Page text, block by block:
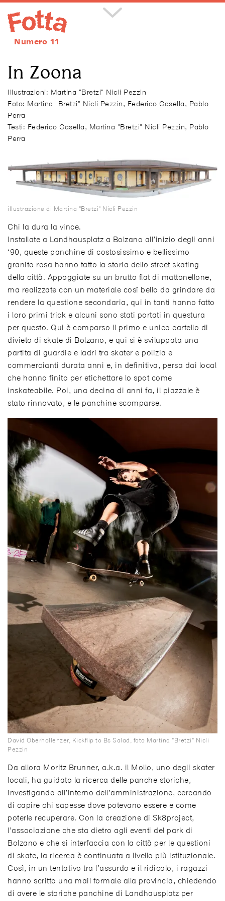
Numero 12
Volume 4
Numero 11
In Zoona
Illustrazioni: Martina "Bretzi" Nicli Pezzin
Foto: Martina "Bretzi" Nicli Pezzin, Federico Casella, Pablo
Perra
Testi: Federico Casella, Martina "Bretzi" Nicli Pezzin, Pablo
Perra
illustrazione di Martina "Bretzi" Nicli Pezzin
Chi la dura la vince.
Installate a Landhausplatz a Bolzano all’inizio degli anni
‘90, queste panchine di costosissimo e bellissimo
granito rosa hanno fatto la storia dello street skating
della città. Appoggiate su un brutto flat di mattonellone,
ma realizzate con un materiale così bello da grindare da
rendere la questione secondaria, qui in tanti hanno fatto
i loro primi trick e alcuni sono stati portati in questura
per questo. Qui è comparso il primo e unico cartello di
divieto di skate di Bolzano, e qui si è sviluppata una
partita di guardie e ladri tra skater e polizia e
commercianti durata anni e, in definitiva, persa dai local
che hanno finito per etichettare lo spot come
inskateabile. Poi, una decina di anni fa, il piazzale è
stato rinnovato, e le panchine scomparse.
David Oberhollenzer, Kickflip to Bs Salad, foto Martina "Bretzi" Nicli
Pezzin
Da allora Moritz Brunner, a.k.a. il Mollo, uno degli skater
locali, ha guidato la ricerca delle panche storiche,
investigando all’interno dell’amministrazione, cercando
di capire chi sapesse dove potevano essere e come
poterle recuperare. Con la creazione di Sk8project,
l’associazione che sta dietro agli eventi del park di
Bolzano e che si interfaccia con la città per le questioni
di skate, la ricerca è continuata a livello più istituzionale.
Così, in un tentativo tra l’assurdo e il ridicolo, i ragazzi
hanno scritto una mail formale alla provincia, chiedendo
di avere le storiche panchine di Landhausplatz per